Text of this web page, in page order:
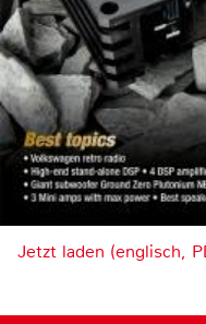
Jetzt laden (englisch,